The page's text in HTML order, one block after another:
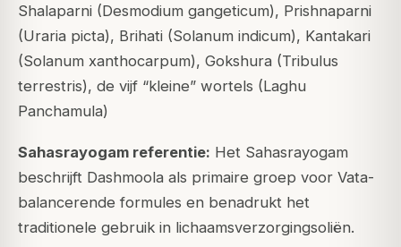
Shalaparni (Desmodium gangeticum), Prishnaparni
(Uraria picta), Brihati (Solanum indicum), Kantakari
(Solanum xanthocarpum), Gokshura (Tribulus
terrestris), de vijf “kleine” wortels (Laghu
Panchamula)
Sahasrayogam referentie: Het Sahasrayogam
beschrijft Dashmoola als primaire groep voor Vata-
balancerende formules en benadrukt het
traditionele gebruik in lichaamsverzorgingsoliën.